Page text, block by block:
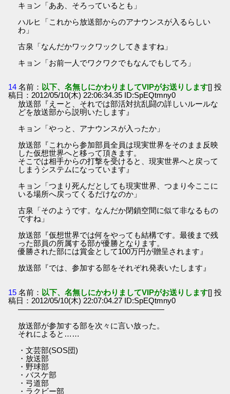
キョン「ああ、そろっているとも」
ハルヒ「これから放送部からのアナウンスが入るらしい
わ」
古泉「なんだかワックワックしてきますね」
キョン「お前一人でワクワクでもなんでもしてろ」
14 名前： 以下、名無しにかわりましてVIPがお送りします[] 投
稿日：2012/05/10(木) 22:06:34.35 ID:SpEQtmny0
放送部『えーと、それでは部活対抗乱闘の詳しいルールな
どを放送部から説明いたします』
キョン「やっと、アナウンスが入ったか」
放送部『これから参加部員全員は現実世界をそのまま反映
した仮想世界へと移って頂きます。
そこでは相手からの打撃を受けると、現実世界へと戻って
しまうシステムになっています』
キョン「つまり死んだとしても現実世界、つまり今ここに
いる場所へ戻ってくるだけなのか」
古泉「そのようです。なんだか閉鎖空間に似て非なるもの
ですね」
放送部『仮想世界では何をやっても結構です。最後まで残
った部員の所属する部が優勝となります。
優勝された部には賞金として100万円が贈呈されます』
放送部『では、参加する部をそれぞれ発表いたします』
15 名前： 以下、名無しにかわりましてVIPがお送りします[] 投
稿日：2012/05/10(木) 22:07:04.27 ID:SpEQtmny0
―――――――――――――――――――
放送部が参加する部を次々に言い放った。
それによると……
・文芸部(SOS団)
・放送部
・野球部
・バスケ部
・弓道部
・ラクビー部